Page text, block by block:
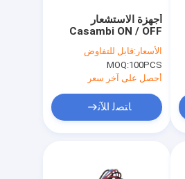
أجهزة الاستشعار
Casambi ON / OFF
تصميم حجم صغير
مناسب لمعظم الأجهزة
الضوئية
الأسعار:قابل للتفاوض
MOQ:100PCS
أحصل على آخر سعر
ﺎﺘﺼﻟ ﺍﻶﻧ